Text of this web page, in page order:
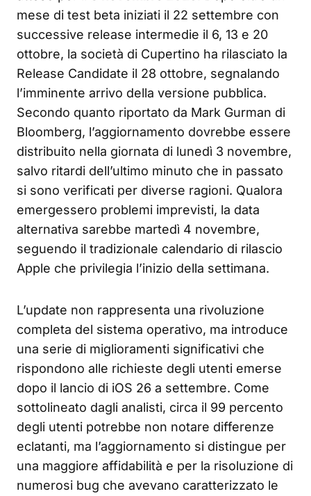
mese di test beta iniziati il 22 settembre con
successive release intermedie il 6, 13 e 20
ottobre, la società di Cupertino ha rilasciato la
Release Candidate il 28 ottobre, segnalando
l’imminente arrivo della versione pubblica.
Secondo quanto riportato da Mark Gurman di
Bloomberg, l’aggiornamento dovrebbe essere
distribuito nella giornata di lunedì 3 novembre,
salvo ritardi dell’ultimo minuto che in passato
si sono verificati per diverse ragioni. Qualora
emergessero problemi imprevisti, la data
alternativa sarebbe martedì 4 novembre,
seguendo il tradizionale calendario di rilascio
Apple che privilegia l’inizio della settimana.
L’update non rappresenta una rivoluzione
completa del sistema operativo, ma introduce
una serie di miglioramenti significativi che
rispondono alle richieste degli utenti emerse
dopo il lancio di iOS 26 a settembre. Come
sottolineato dagli analisti, circa il 99 percento
degli utenti potrebbe non notare differenze
eclatanti, ma l’aggiornamento si distingue per
una maggiore affidabilità e per la risoluzione di
numerosi bug che avevano caratterizzato le